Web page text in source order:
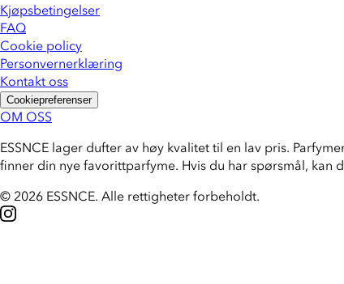
Kjøpsbetingelser
FAQ
Cookie policy
Personvernerklæring
Kontakt oss
Cookiepreferenser
OM OSS
ESSNCE lager dufter av høy kvalitet til en lav pris.
finner din nye favorittparfyme. Hvis du har spørsmål, kan
© 2026 ESSNCE. Alle rettigheter forbeholdt.